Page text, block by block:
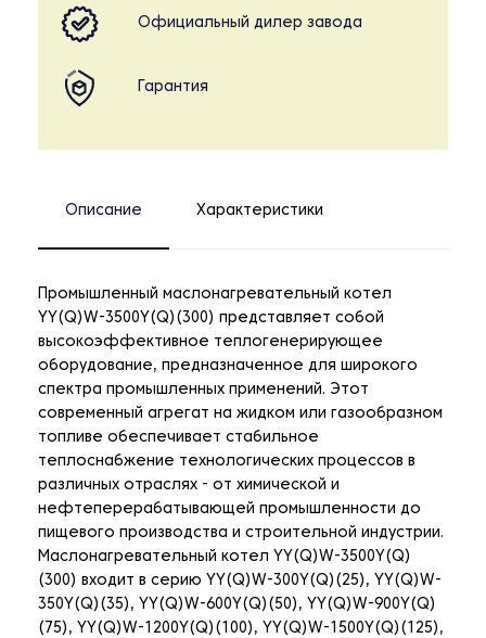
Официальный дилер завода
Гарантия
Описание Характеристики
Промышленный маслонагревательный котел
YY(Q)W-3500Y(Q)(300) представляет собой
высокоэффективное теплогенерирующее
оборудование, предназначенное для широкого
спектра промышленных применений. Этот
современный агрегат на жидком или газообразном
топливе обеспечивает стабильное
теплоснабжение технологических процессов в
различных отраслях - от химической и
нефтеперерабатывающей промышленности до
пищевого производства и строительной индустрии.
Маслонагревательный котел YY(Q)W-3500Y(Q)
(300) входит в серию YY(Q)W-300Y(Q)(25), YY(Q)W-
350Y(Q)(35), YY(Q)W-600Y(Q)(50), YY(Q)W-900Y(Q)
(75), YY(Q)W-1200Y(Q)(100), YY(Q)W-1500Y(Q)(125),